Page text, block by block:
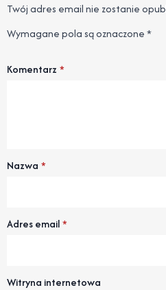
Twój adres email nie zostanie
Wymagane pola są oznaczone*
Komentarz *
Nazwa *
Adres email*
Witryna internetowa